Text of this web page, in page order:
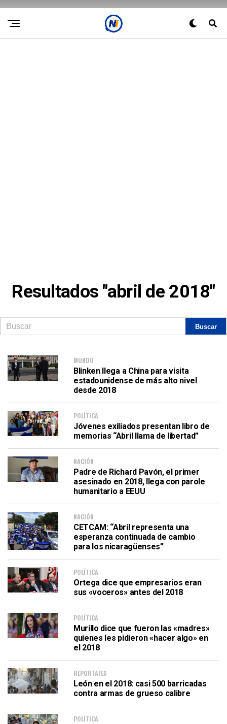
Resultados "abril de 2018"
MUNDO
Blinken llega a China para visita
estadounidense de más alto nivel
desde 2018
POLÍTICA
Jóvenes exiliados presentan libro de
memorias “Abril llama de libertad”
NACIÓN
Padre de Richard Pavón, el primer
asesinado en 2018, llega con parole
humanitario a EEUU
NACIÓN
CETCAM: “Abril representa una
esperanza continuada de cambio
para los nicaragüenses”
POLÍTICA
Ortega dice que empresarios eran
sus «voceros» antes del 2018
POLÍTICA
Murillo dice que fueron las «madres»
quienes les pidieron «hacer algo» en
el 2018
REPORTAJES
León en el 2018: casi 500 barricadas
contra armas de grueso calibre
POLÍTICA